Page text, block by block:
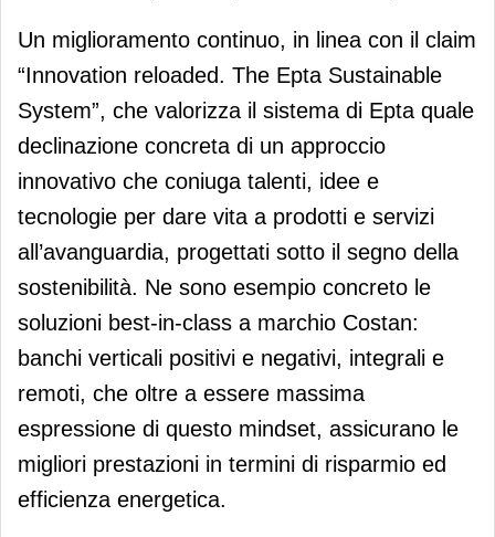
Un miglioramento continuo, in linea con il claim
“Innovation reloaded. The Epta Sustainable
System”, che valorizza il sistema di Epta quale
declinazione concreta di un approccio
innovativo che coniuga talenti, idee e
tecnologie per dare vita a prodotti e servizi
all’avanguardia, progettati sotto il segno della
sostenibilità. Ne sono esempio concreto le
soluzioni best-in-class a marchio Costan:
banchi verticali positivi e negativi, integrali e
remoti, che oltre a essere massima
espressione di questo mindset, assicurano le
migliori prestazioni in termini di risparmio ed
efficienza energetica.